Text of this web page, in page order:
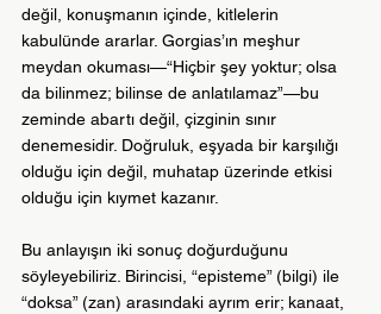
değil, konuşmanın içinde, kitlelerin
kabulünde ararlar. Gorgias’ın meşhur
meydan okuması—“Hiçbir şey yoktur; olsa
da bilinmez; bilinse de anlatılamaz”—bu
zeminde abartı değil, çizginin sınır
denemesidir. Doğruluk, eşyada bir karşılığı
olduğu için değil, muhatap üzerinde etkisi
olduğu için kıymet kazanır.
Bu anlayışın iki sonuç doğurduğunu
söyleyebiliriz. Birincisi, “episteme” (bilgi) ile
“doksa” (zan) arasındaki ayrım erir; kanaat,